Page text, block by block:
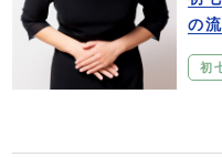
の
初